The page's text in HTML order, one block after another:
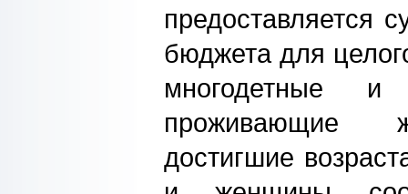
предоставляется
бюджета для
многодетные и
проживающие
достигшие